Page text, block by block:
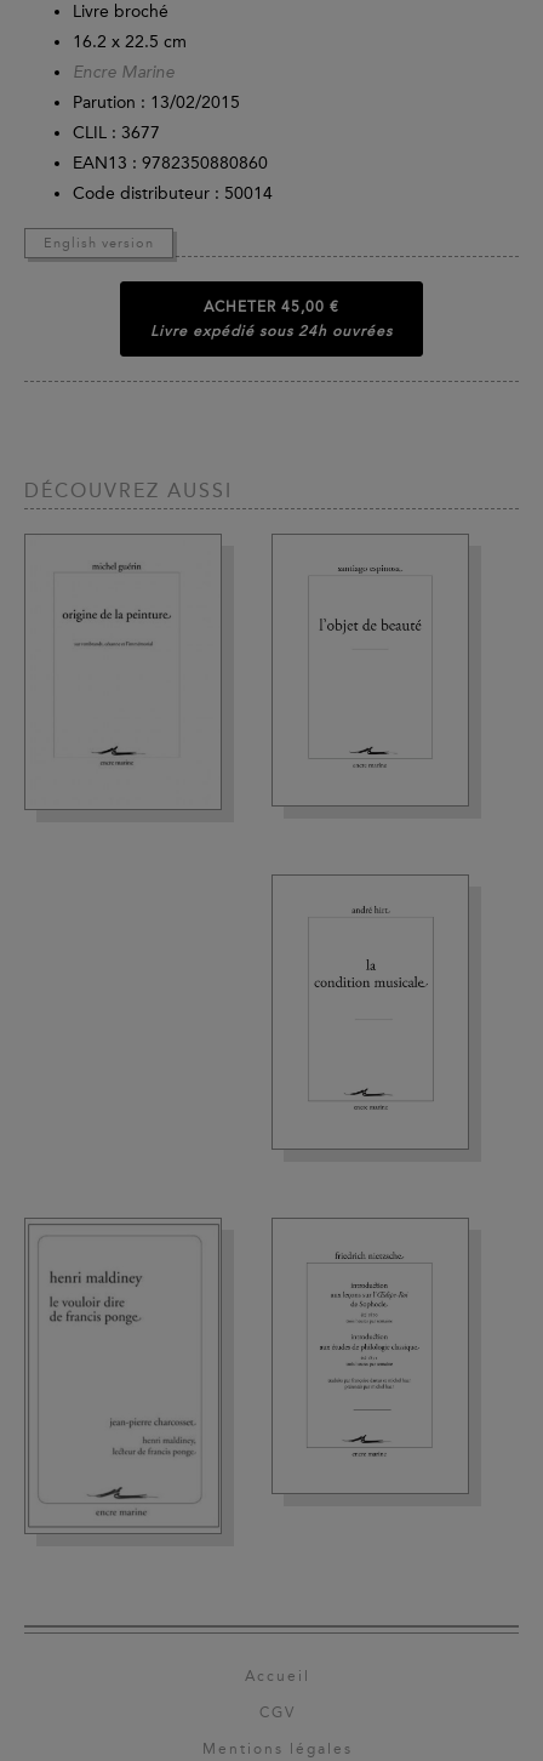
Livre broché
16.2 x 22.5 cm
Encre Marine
Parution : 13/02/2015
CLIL : 3677
EAN13 : 9782350880860
Code distributeur : 50014
English version
ACHETER 45,00 €
Livre expédié sous 24h ouvrées
DÉCOUVREZ AUSSI
Accueil
CGV
Mentions légales